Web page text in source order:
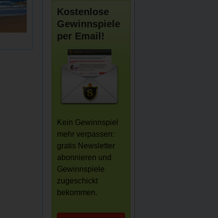
Kostenlose
Gewinnspiele
per Email!
Kein Gewinnspiel
mehr verpassen:
gratis Newsletter
abonnieren und
Gewinnspiele
zugeschickt
bekommen.